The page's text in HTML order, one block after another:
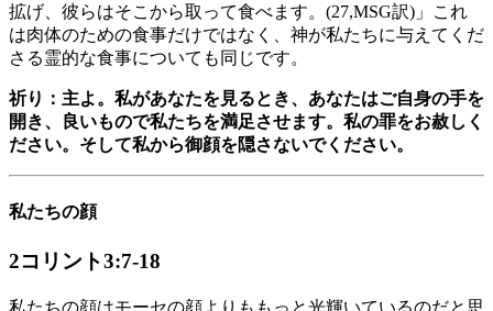
拡げ、彼らはそこから取って食べます。(27,MSG訳)」これ
は肉体のための食事だけではなく、神が私たちに与えてくだ
さる霊的な食事についても同じです。
祈り：主よ。私があなたを見るとき、あなたはご自身の手を
開き、良いもので私たちを満足させます。私の罪をお赦しく
ださい。そして私から御顔を隠さないでください。
私たちの顔
2コリント3:7-18
私たちの顔はモーセの顔よりももっと光輝いているのだと思